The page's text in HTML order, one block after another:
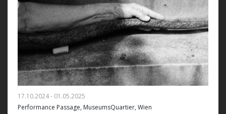
17.10.2024 - 01.05.2025
Performance Passage, MuseumsQuartier, Wien